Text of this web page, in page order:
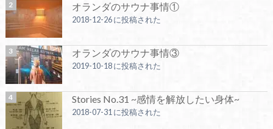
オランダのサウナ事情①
2018-12-26 に投稿された
オランダのサウナ事情③
2019-10-18 に投稿された
Stories No.31 ~感情を解放したい身体~
2018-07-31 に投稿された